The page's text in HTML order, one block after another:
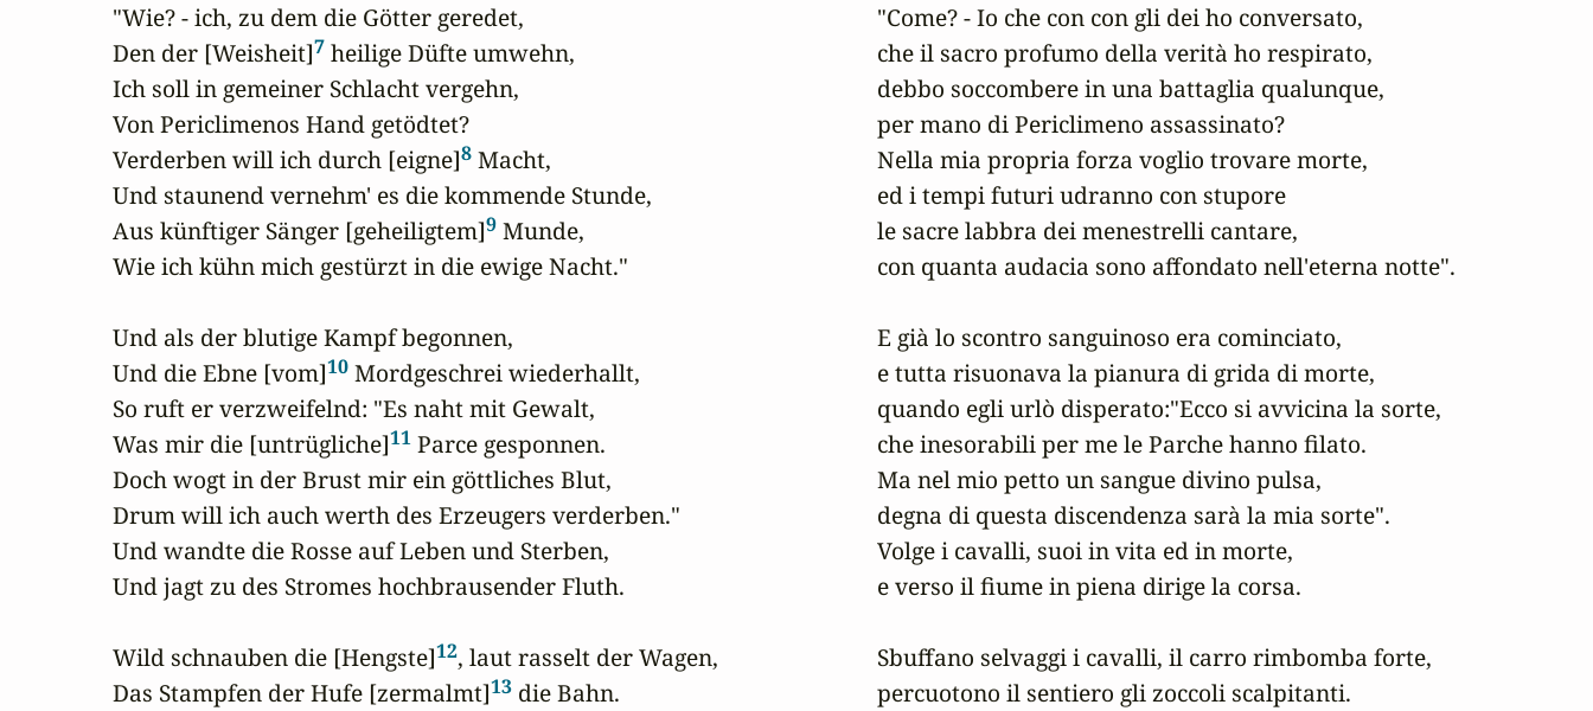
"Wie? - ich, zu dem die Götter geredet,
Den der [Weisheit]7 heilige Düfte umwehn,
Ich soll in gemeiner Schlacht vergehn,
Von Periclimenos Hand getödtet?
Verderben will ich durch [eigne]8 Macht,
Und staunend vernehm' es die kommende Stunde,
Aus künftiger Sänger [geheiligtem]9 Munde,
Wie ich kühn mich gestürzt in die ewige Nacht."
Und als der blutige Kampf begonnen,
Und die Ebne [vom]10 Mordgeschrei wiederhallt,
So ruft er verzweifelnd: "Es naht mit Gewalt,
Was mir die [untrügliche]11 Parce gesponnen.
Doch wogt in der Brust mir ein göttliches Blut,
Drum will ich auch werth des Erzeugers verderben."
Und wandte die Rosse auf Leben und Sterben,
Und jagt zu des Stromes hochbrausender Fluth.
Wild schnauben die [Hengste]12, laut rasselt der Wagen,
Das Stampfen der Hufe [zermalmt]13 die Bahn.
"Come? - Io che con con gli dei ho conversato,
che il sacro profumo della verità ho respirato,
debbo soccombere in una battaglia qualunque,
per mano di Periclimeno assassinato?
Nella mia propria forza voglio trovare morte,
ed i tempi futuri udranno con stupore
le sacre labbra dei menestrelli cantare,
con quanta audacia sono affondato nell'eterna notte".
E già lo scontro sanguinoso era cominciato,
e tutta risuonava la pianura di grida di morte,
quando egli urlò disperato:"Ecco si avvicina la sorte,
che inesorabili per me le Parche hanno filato.
Ma nel mio petto un sangue divino pulsa,
degna di questa discendenza sarà la mia sorte".
Volge i cavalli, suoi in vita ed in morte,
e verso il fiume in piena dirige la corsa.
Sbuffano selvaggi i cavalli, il carro rimbomba forte,
percuotono il sentiero gli zoccoli scalpitanti.